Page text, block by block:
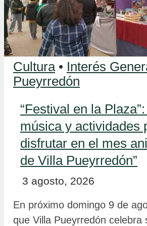
Cultura • Interés
Pueyrredón
“Festival en la
música y actividades
disfrutar en el mes
de Villa Pueyrredón”
3 agosto, 2026
En próximo domingo 9 de
que Villa Pueyrredón celebra